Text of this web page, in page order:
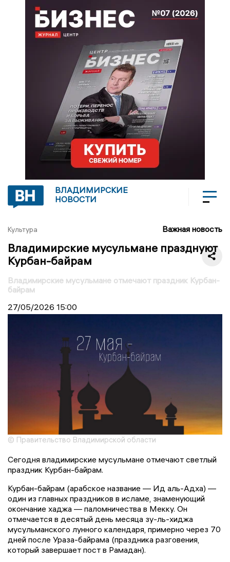
ВЛАДИМИРСКИЕ
НОВОСТИ
Культура Важная новость
Владимирские мусульмане празднуют
Курбан-байрам
Владимирские мусульмане отмечают праздник Курбан-
байрам
27/05/2026 15:00
© Правительство Владимирской области
Сегодня владимирские мусульмане отмечают светлый
праздник Курбан-байрам.
Курбан-байрам (арабское название — Ид аль-Адха) —
один из главных праздников в исламе, знаменующий
окончание хаджа — паломничества в Мекку. Он
отмечается в десятый день месяца зу-ль-хиджа
мусульманского лунного календаря, примерно через 70
дней после Ураза-байрама (праздника разговения,
который завершает пост в Рамадан).